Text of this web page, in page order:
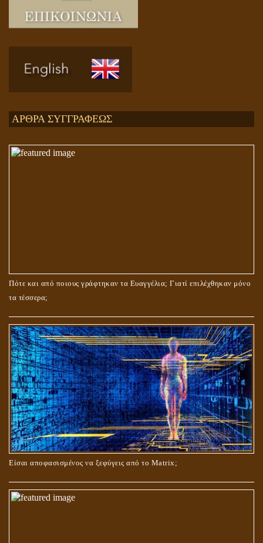
ΑΡΘΡΑ ΣΥΓΓΡΑΦΕΩΣ
Πότε και από ποιους γράφτηκαν τα Ευαγγέλια; Γιατί επιλέχθηκαν μόνο
τα τέσσερα;
Είσαι αποφασισμένος να ξεφύγεις από το Matrix;
ΤΟ ΣΗΜΕΙΟ ΤΟΥ ΣΤΑΥΡΟΥ
ΟΙ ΑΙΤΙΕΣ ΓΙΑ ΤΗΝ ΕΠΙΘΕΤΙΚΗ ΣΥΜΠΕΡΙΦΟΡΑ ΤΟΥ ΧΡΙΣΤΟΥ ΣΤΑ
ΝΗΠΙΑΚΑ ΤΟΥ ΧΡΟΝΙΑ